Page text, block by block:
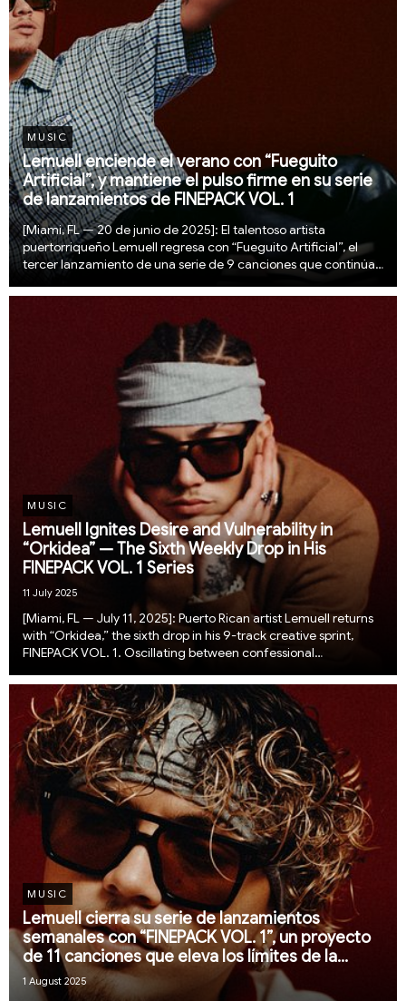
MUSIC
Lemuell enciende el verano con “Fueguito
Artificial”, y mantiene el pulso firme en su serie
de lanzamientos de FINEPACK VOL. 1
[Miami, FL — 20 de junio de 2025]: El talentoso artista
puertorriqueño Lemuell regresa con “Fueguito Artificial”, el
tercer lanzamiento de una serie de 9 canciones que continúa
futuro de la música urbana latin...
MUSIC
Lemuell Ignites Desire and Vulnerability in
“Orkidea” — The Sixth Weekly Drop in His
FINEPACK VOL. 1 Series
11 July 2025
[Miami, FL — July 11, 2025]: Puerto Rican artist Lemuell returns
with “Orkidea,” the sixth drop in his 9-track creative sprint,
FINEPACK VOL. 1. Oscillating between confessional
tension of a situationship marked b...
MUSIC
Lemuell cierra su serie de lanzamientos
semanales con “FINEPACK VOL. 1”, un proyecto
de 11 canciones que eleva los límites de la
música urbana latina
1 August 2025